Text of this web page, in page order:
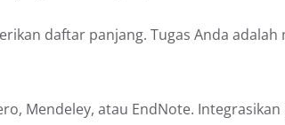
daftar panjang. Tugas Anda
Mendeley, atau EndNote.